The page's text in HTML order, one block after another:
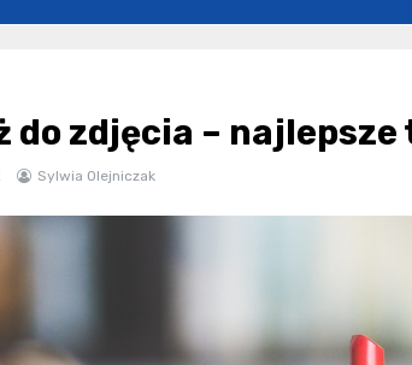
do zdjęcia –
Sylwia Olejniczak